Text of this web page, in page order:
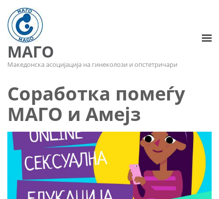
МАГО
Македонска асоцијација на гинеколози и опстетричари
Соработка помеѓу
МАГО и Амејз